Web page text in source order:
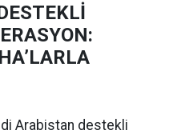
Arabistan destekli